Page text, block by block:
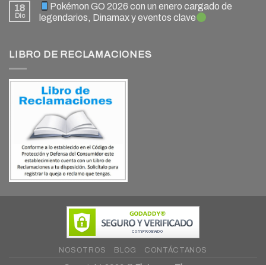
18
Dic
Pokémon GO 2026 con un enero cargado de
legendarios, Dinamax y eventos clave
LIBRO DE RECLAMACIONES
NOSOTROS BLOG CONTÁCTANOS